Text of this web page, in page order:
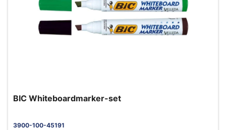
BIC Whiteboardmarker-set
3900-100-45191